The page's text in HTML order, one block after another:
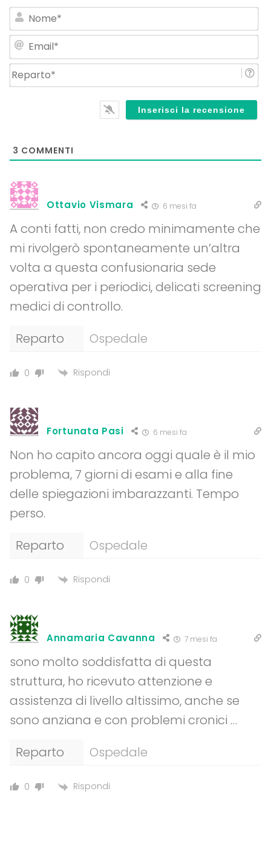
3 COMMENTI
Ottavio Vismara 6 mesi fa
A conti fatti, non credo minimamente che
mi rivolgerò spontaneamente un’altra
volta a questa confusionaria sede
operativa per i periodici, delicati screening
medici di controllo.
Reparto
Ospedale
0 Rispondi
Fortunata Pasi 6 mesi fa
Non ho capito ancora oggi quale è il mio
problema, 7 giorni di esami e alla fine
delle spiegazioni imbarazzanti. Tempo
perso.
Reparto
Ospedale
0 Rispondi
Annamaria Cavanna 7 mesi fa
sono molto soddisfatta di questa
struttura, ho ricevuto attenzione e
assistenza di livello altissimo, anche se
sono anziana e con problemi cronici …
Reparto
Ospedale
0 Rispondi